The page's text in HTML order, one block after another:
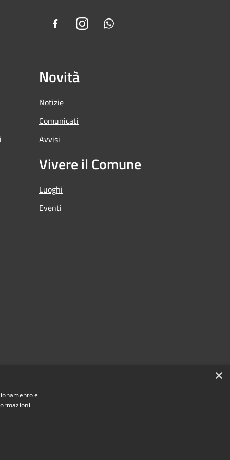
FacebookInstagram
Novità
Notizie
Comunicati
Avvisi
Vivere il Comune
Luoghi
Eventi
×
e